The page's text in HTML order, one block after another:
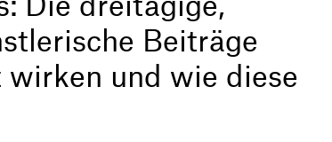
Die dreitägige,
Beiträge
und wie diese